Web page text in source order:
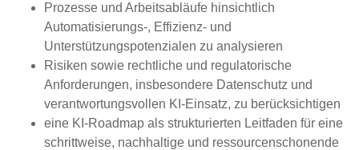
Prozesse und Arbeitsabläufe hinsichtlich
Automatisierungs‑, Effizienz‑ und
Unterstützungspotenzialen zu analysieren
Risiken sowie rechtliche und regulatorische
Anforderungen, insbesondere Datenschutz und
verantwortungsvollen KI‑Einsatz, zu berücksichtigen
eine KI‑Roadmap als strukturierten Leitfaden für eine
schrittweise, nachhaltige und ressourcenschonende